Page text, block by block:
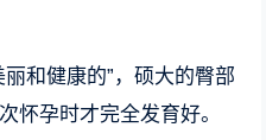
和健康的”，硕大的臀部
怀孕时才完全发育好。